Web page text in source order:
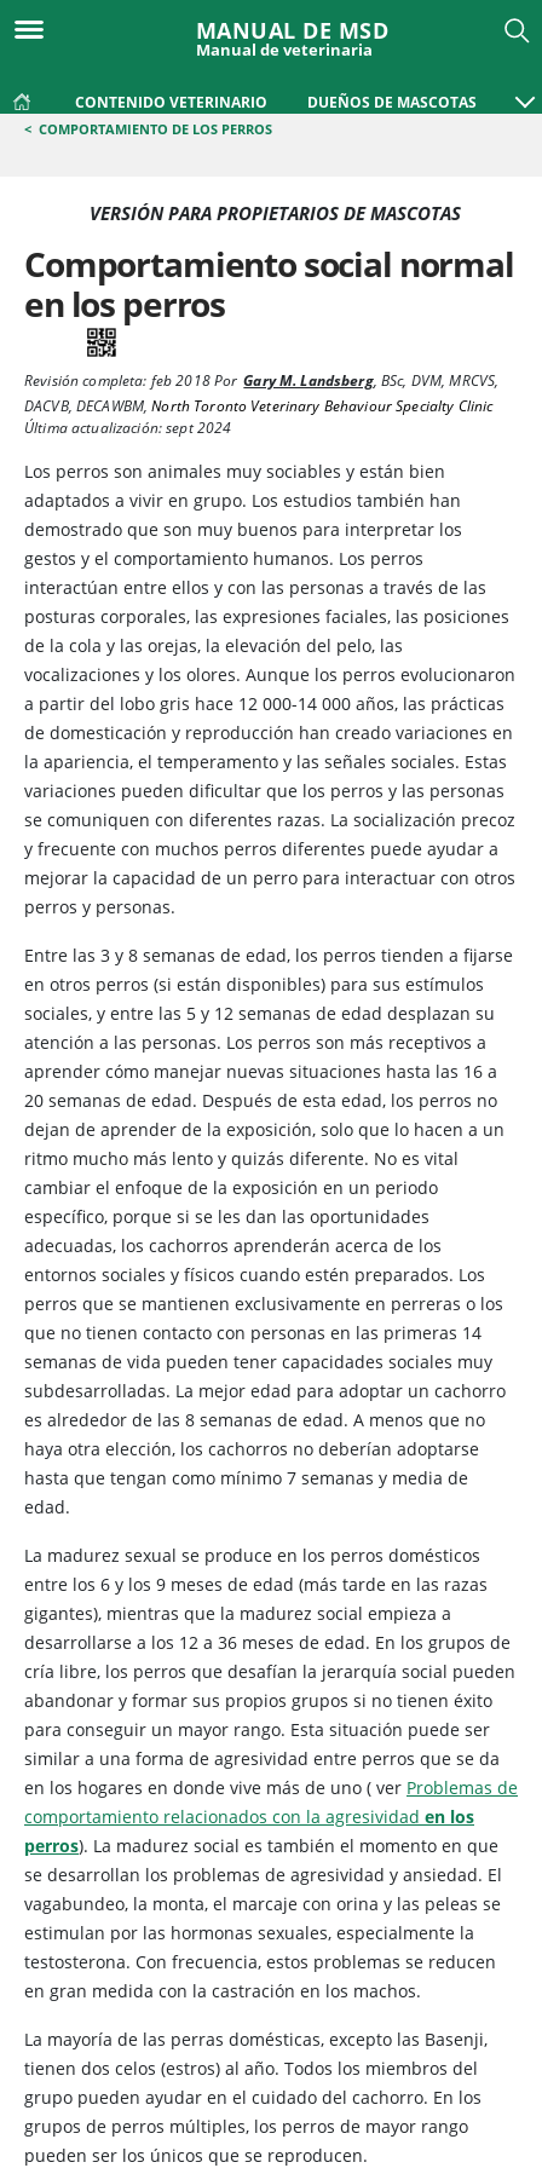
MANUAL DE MSD
Manual de veterinaria
CONTENIDO VETERINARIO DUEÑOS DE MASCOTAS
< COMPORTAMIENTO DE LOS PERROS
VERSIÓN PARA PROPIETARIOS DE MASCOTAS
Comportamiento social normal
en los perros
Revisión completa: feb 2018Por Gary M. Landsberg,BSc, DVM, MRCVS,
DACVB, DECAWBM,North Toronto Veterinary Behaviour Specialty Clinic
Última actualización: sept 2024
Los perros son animales muy sociables y están bien
adaptados a vivir en grupo. Los estudios también han
demostrado que son muy buenos para interpretar los
gestos y el comportamiento humanos. Los perros
interactúan entre ellos y con las personas a través de las
posturas corporales, las expresiones faciales, las posiciones
de la cola y las orejas, la elevación del pelo, las
vocalizaciones y los olores. Aunque los perros evolucionaron
a partir del lobo gris hace 12 000-14 000 años, las prácticas
de domesticación y reproducción han creado variaciones en
la apariencia, el temperamento y las señales sociales. Estas
variaciones pueden dificultar que los perros y las personas
se comuniquen con diferentes razas. La socialización precoz
y frecuente con muchos perros diferentes puede ayudar a
mejorar la capacidad de un perro para interactuar con otros
perros y personas.
Entre las 3 y 8 semanas de edad, los perros tienden a fijarse
en otros perros (si están disponibles) para sus estímulos
sociales, y entre las 5 y 12 semanas de edad desplazan su
atención a las personas. Los perros son más receptivos a
aprender cómo manejar nuevas situaciones hasta las 16 a
20 semanas de edad. Después de esta edad, los perros no
dejan de aprender de la exposición, solo que lo hacen a un
ritmo mucho más lento y quizás diferente. No es vital
cambiar el enfoque de la exposición en un periodo
específico, porque si se les dan las oportunidades
adecuadas, los cachorros aprenderán acerca de los
entornos sociales y físicos cuando estén preparados. Los
perros que se mantienen exclusivamente en perreras o los
que no tienen contacto con personas en las primeras 14
semanas de vida pueden tener capacidades sociales muy
subdesarrolladas. La mejor edad para adoptar un cachorro
es alrededor de las 8 semanas de edad. A menos que no
haya otra elección, los cachorros no deberían adoptarse
hasta que tengan como mínimo 7 semanas y media de
edad.
La madurez sexual se produce en los perros domésticos
entre los 6 y los 9 meses de edad (más tarde en las razas
gigantes), mientras que la madurez social empieza a
desarrollarse a los 12 a 36 meses de edad. En los grupos de
cría libre, los perros que desafían la jerarquía social pueden
abandonar y formar sus propios grupos si no tienen éxito
para conseguir un mayor rango. Esta situación puede ser
similar a una forma de agresividad entre perros que se da
en los hogares en donde vive más de uno ( ver Problemas de
comportamiento relacionados con la agresividad en los
perros). La madurez social es también el momento en que
se desarrollan los problemas de agresividad y ansiedad. El
vagabundeo, la monta, el marcaje con orina y las peleas se
estimulan por las hormonas sexuales, especialmente la
testosterona. Con frecuencia, estos problemas se reducen
en gran medida con la castración en los machos.
La mayoría de las perras domésticas, excepto las Basenji,
tienen dos celos (estros) al año. Todos los miembros del
grupo pueden ayudar en el cuidado del cachorro. En los
grupos de perros múltiples, los perros de mayor rango
pueden ser los únicos que se reproducen.